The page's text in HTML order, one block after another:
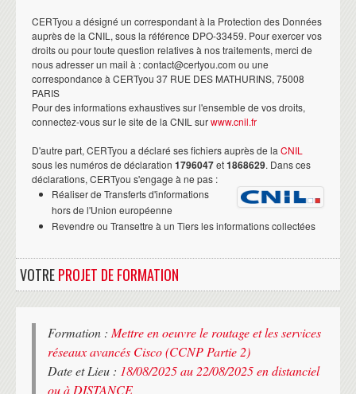
CERTyou a désigné un correspondant à la Protection des Données
auprès de la CNIL, sous la référence DPO-33459. Pour exercer vos
droits ou pour toute question relatives à nos traitements, merci de
nous adresser un mail à : contact@certyou.com ou une
correspondance à CERTyou 37 RUE DES MATHURINS, 75008
PARIS
Pour des informations exhaustives sur l'ensemble de vos droits,
connectez-vous sur le site de la CNIL surwww.cnil.fr
D'autre part, CERTyou a déclaré ses fichiers auprès de la CNIL
sous les numéros de déclaration 1796047et1868629. Dans ces
déclarations, CERTyou s'engage à ne pas :
Réaliser de Transferts d'informations
hors de l'Union européenne
Revendre ou Transettre à un Tiers les informations collectées
VOTREPROJET DE FORMATION
Formation : Mettre en oeuvre le routage et les services
réseaux avancés Cisco (CCNP Partie 2)
Date et Lieu : 18/08/2025 au 22/08/2025 en distanciel
ou à DISTANCE